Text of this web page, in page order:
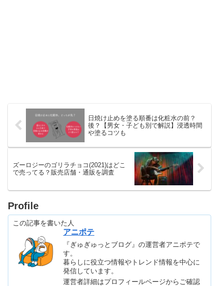
日焼け止めを塗る順番は化粧水の前？
後？【男女・子ども別で解説】浸透時間
や塗るコツも
ズーロジーのゴリラチョコ(2021)はどこ
で売ってる？販売店舗・通販を調査
Profile
この記事を書いた人
アニポテ
『ぎゅぎゅっとブログ』の運営者アニポテで
す。
暮らしに役立つ情報やトレンド情報を中心に
発信しています。
運営者詳細はプロフィールページからご確認